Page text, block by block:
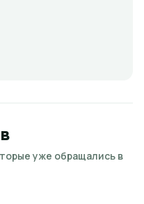
уже обращались в